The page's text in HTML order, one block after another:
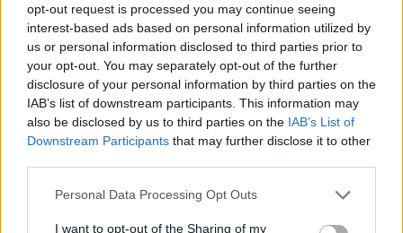
opt-out request is processed you may continue seeing
interest-based ads based on personal information utilized by
us or personal information disclosed to third parties prior to
your opt-out. You may separately opt-out of the further
disclosure of your personal information by third parties on the
IAB’s list of downstream participants. This information may
also be disclosed by us to third parties on the IAB’s List of
Downstream Participants that may further disclose it to other
Please note that this website/app uses one or more Google
not limited to your visit or usage behaviour. You may click to
Personal Data Processing Opt Outs
I want to opt-out of the Sharing of my
Αναλυτές επισημαίνουν ότι η Φατάχ, η οποία
ιστορικά κυριαρχούσε στον Παγκόσμιο
Οργανισμό για την Απελευθέρωση της
Παλαιστίνης, βλέπει τη δημοτικότητά της να
καταρρέει λόγω της διαφθοράς και του τέλματος
στις ειρηνευτικές συνομιλίες, δίνοντας έδαφος
στη Χαμάς.
ημέρα μετά τον Αμπάς, με τους Ρατζούμπ και